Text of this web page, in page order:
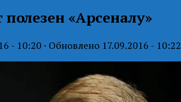
«Арсеналу»
- 10:20 · Обновлено 17.09.2016 - 10:22